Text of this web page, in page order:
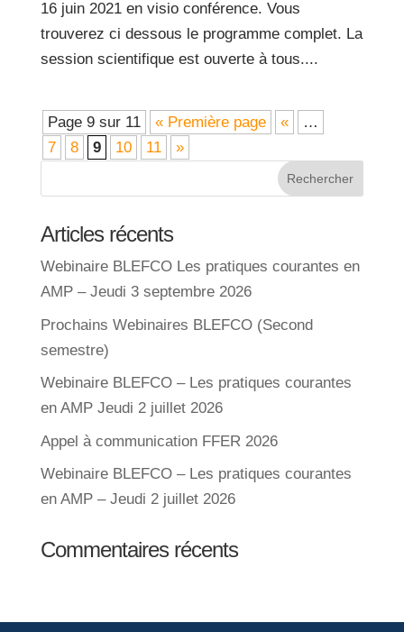
16 juin 2021 en visio conférence. Vous
trouverez ci dessous le programme complet. La
session scientifique est ouverte à tous....
Page 9 sur 11 « Première page «
…
7
8 9 10 11 »
Articles récents
Webinaire BLEFCO Les pratiques courantes en
AMP – Jeudi 3 septembre 2026
Prochains Webinaires BLEFCO (Second
semestre)
Webinaire BLEFCO – Les pratiques courantes
en AMP Jeudi 2 juillet 2026
Appel à communication FFER 2026
Webinaire BLEFCO – Les pratiques courantes
en AMP – Jeudi 2 juillet 2026
Commentaires récents